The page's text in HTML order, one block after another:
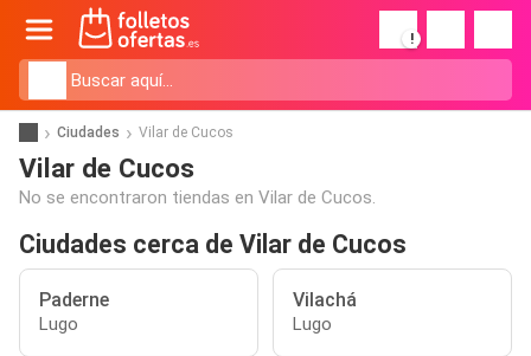
!
Ciudades Vilar de Cucos
Vilar de Cucos
No se encontraron tiendas en Vilar de Cucos.
Ciudades cerca de Vilar de Cucos
Paderne
Lugo
Vilachá
Lugo